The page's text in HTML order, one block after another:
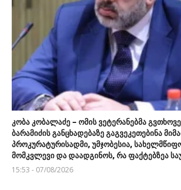
კობა კობალაძე – ომის ვეტერანებმა
ბარამიძის განცხადებაზე გაგვეკეთებინა
პროკურატურისადმი, უმჯობესია,
მომკვლევი და დაადგინოს, რა ფაქტებზეა
15:53 - 07/08/2026